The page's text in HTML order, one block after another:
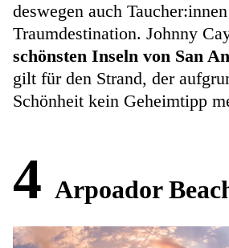
deswegen auch
Traumdestination. Johnny
schönsten Inseln von San
gilt für den Strand, der
Schönheit kein Geheimtipp
4 Arpoador